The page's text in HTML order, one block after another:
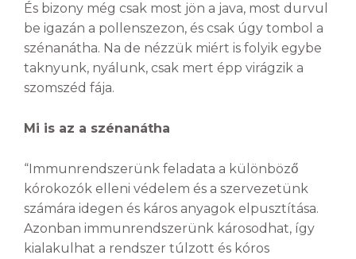
És bizony még csak most jön a java, most durvul
be igazán a pollenszezon, és csak úgy tombol a
szénanátha. Na de nézzük miért is folyik egybe
taknyunk, nyálunk, csak mert épp virágzik a
szomszéd fája.
Mi is az a szénanátha
“Immunrendszerünk feladata a különböző
kórokozók elleni védelem és a szervezetünk
számára idegen és káros anyagok elpusztítása.
Azonban immunrendszerünk károsodhat, így
kialakulhat a rendszer túlzott és kóros